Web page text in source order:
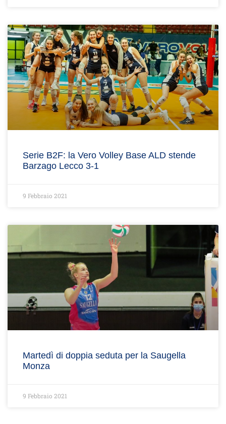
Serie B2F: la Vero Volley Base ALD stende
Barzago Lecco 3-1
9 Febbraio 2021
Martedì di doppia seduta per la Saugella
Monza
9 Febbraio 2021